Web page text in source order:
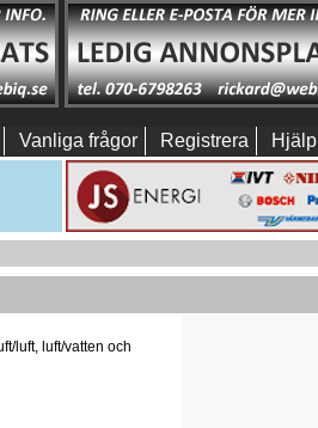
Vanliga frågor Registrera Hjälp
luft, luft/vatten och